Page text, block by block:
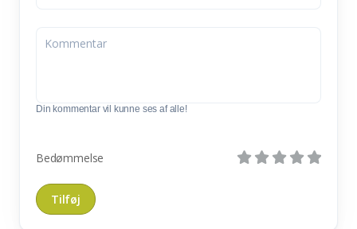
Din kommentar vil kunne ses af alle!
Bedømmelse